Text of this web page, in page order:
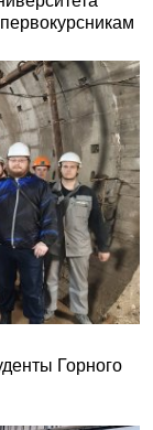
Горного